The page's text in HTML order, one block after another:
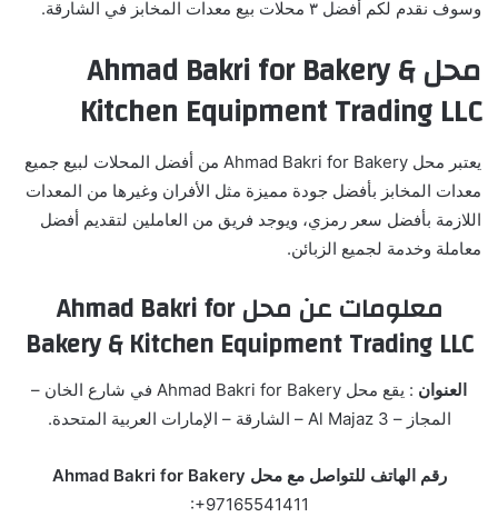
وسوف نقدم لكم أفضل ٣ محلات بيع معدات المخابز في الشارقة.
محل Ahmad Bakri for Bakery &
Kitchen Equipment Trading LLC
يعتبر محل Ahmad Bakri for Bakery من أفضل المحلات لبيع جميع
معدات المخابز بأفضل جودة مميزة مثل الأفران وغيرها من المعدات
اللازمة بأفضل سعر رمزي، ويوجد فريق من العاملين لتقديم أفضل
معاملة وخدمة لجميع الزبائن.
معلومات عن محل Ahmad Bakri for
Bakery & Kitchen Equipment Trading LLC
العنوان
: يقع محل Ahmad Bakri for Bakery في شارع الخان –
المجاز – Al Majaz 3 – الشارقة – الإمارات العربية المتحدة.
رقم الهاتف للتواصل مع محل Ahmad Bakri for Bakery
:+97165541411